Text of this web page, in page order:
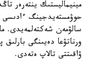
مينيماليستىك ينتەرەر
حوۋمستەيدجينگ ءادىسى
سالۋمەن شەكتەلمەيدى.
ورناتۋعا دەيىنگى
ۋاقىتتى تالاپ ەتەدى.